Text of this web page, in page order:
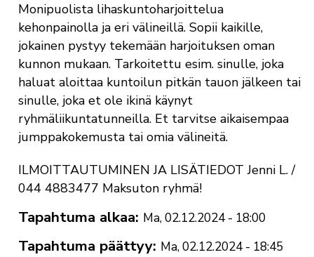
Monipuolista lihaskuntoharjoittelua
kehonpainolla ja eri välineillä. Sopii kaikille,
jokainen pystyy tekemään harjoituksen oman
kunnon mukaan. Tarkoitettu esim. sinulle, joka
haluat aloittaa kuntoilun pitkän tauon jälkeen tai
sinulle, joka et ole ikinä käynyt
ryhmäliikuntatunneilla. Et tarvitse aikaisempaa
jumppakokemusta tai omia välineitä.
ILMOITTAUTUMINEN JA LISÄTIEDOT Jenni L. /
044 4883477 Maksuton ryhmä!
Tapahtuma alkaa Ma, 02.12.2024 - 18:00
Tapahtuma päättyy Ma, 02.12.2024 - 18:45